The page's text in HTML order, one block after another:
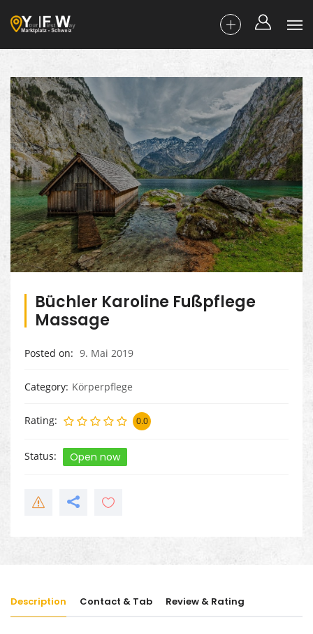
Büchler Karoline Fußpflege
Massage
Posted on 9. Mai 2019
Category Körperpflege
Rating 0.0
Status Open now
Description Contact & Tab Review & Rating